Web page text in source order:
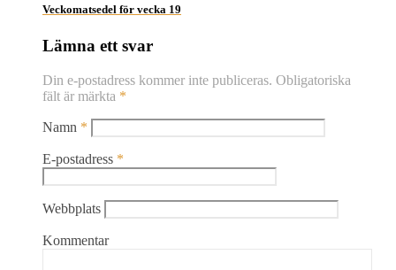
Veckomatsedel för vecka 19
Lämna ett svar
Din e-postadress kommer inte publiceras. Obligatoriska
fält är märkta *
Namn *
E-postadress *
Webbplats
Kommentar